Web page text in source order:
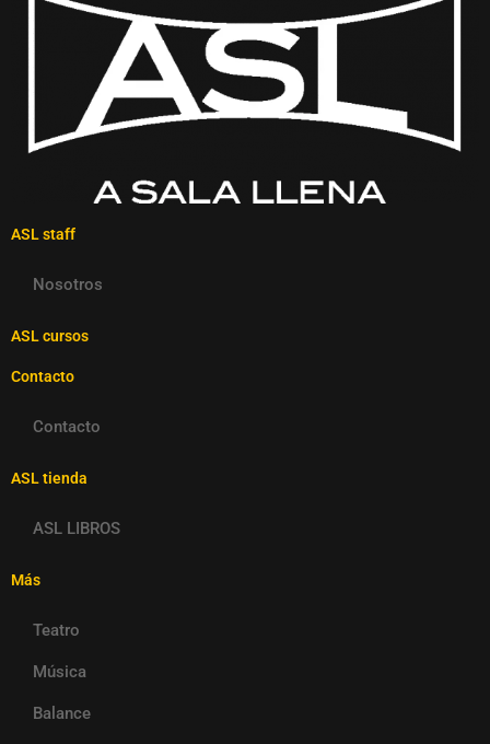
ASL staff
Nosotros
ASL cursos
Contacto
Contacto
ASL tienda
ASL LIBROS
Más
Teatro
Música
Balance